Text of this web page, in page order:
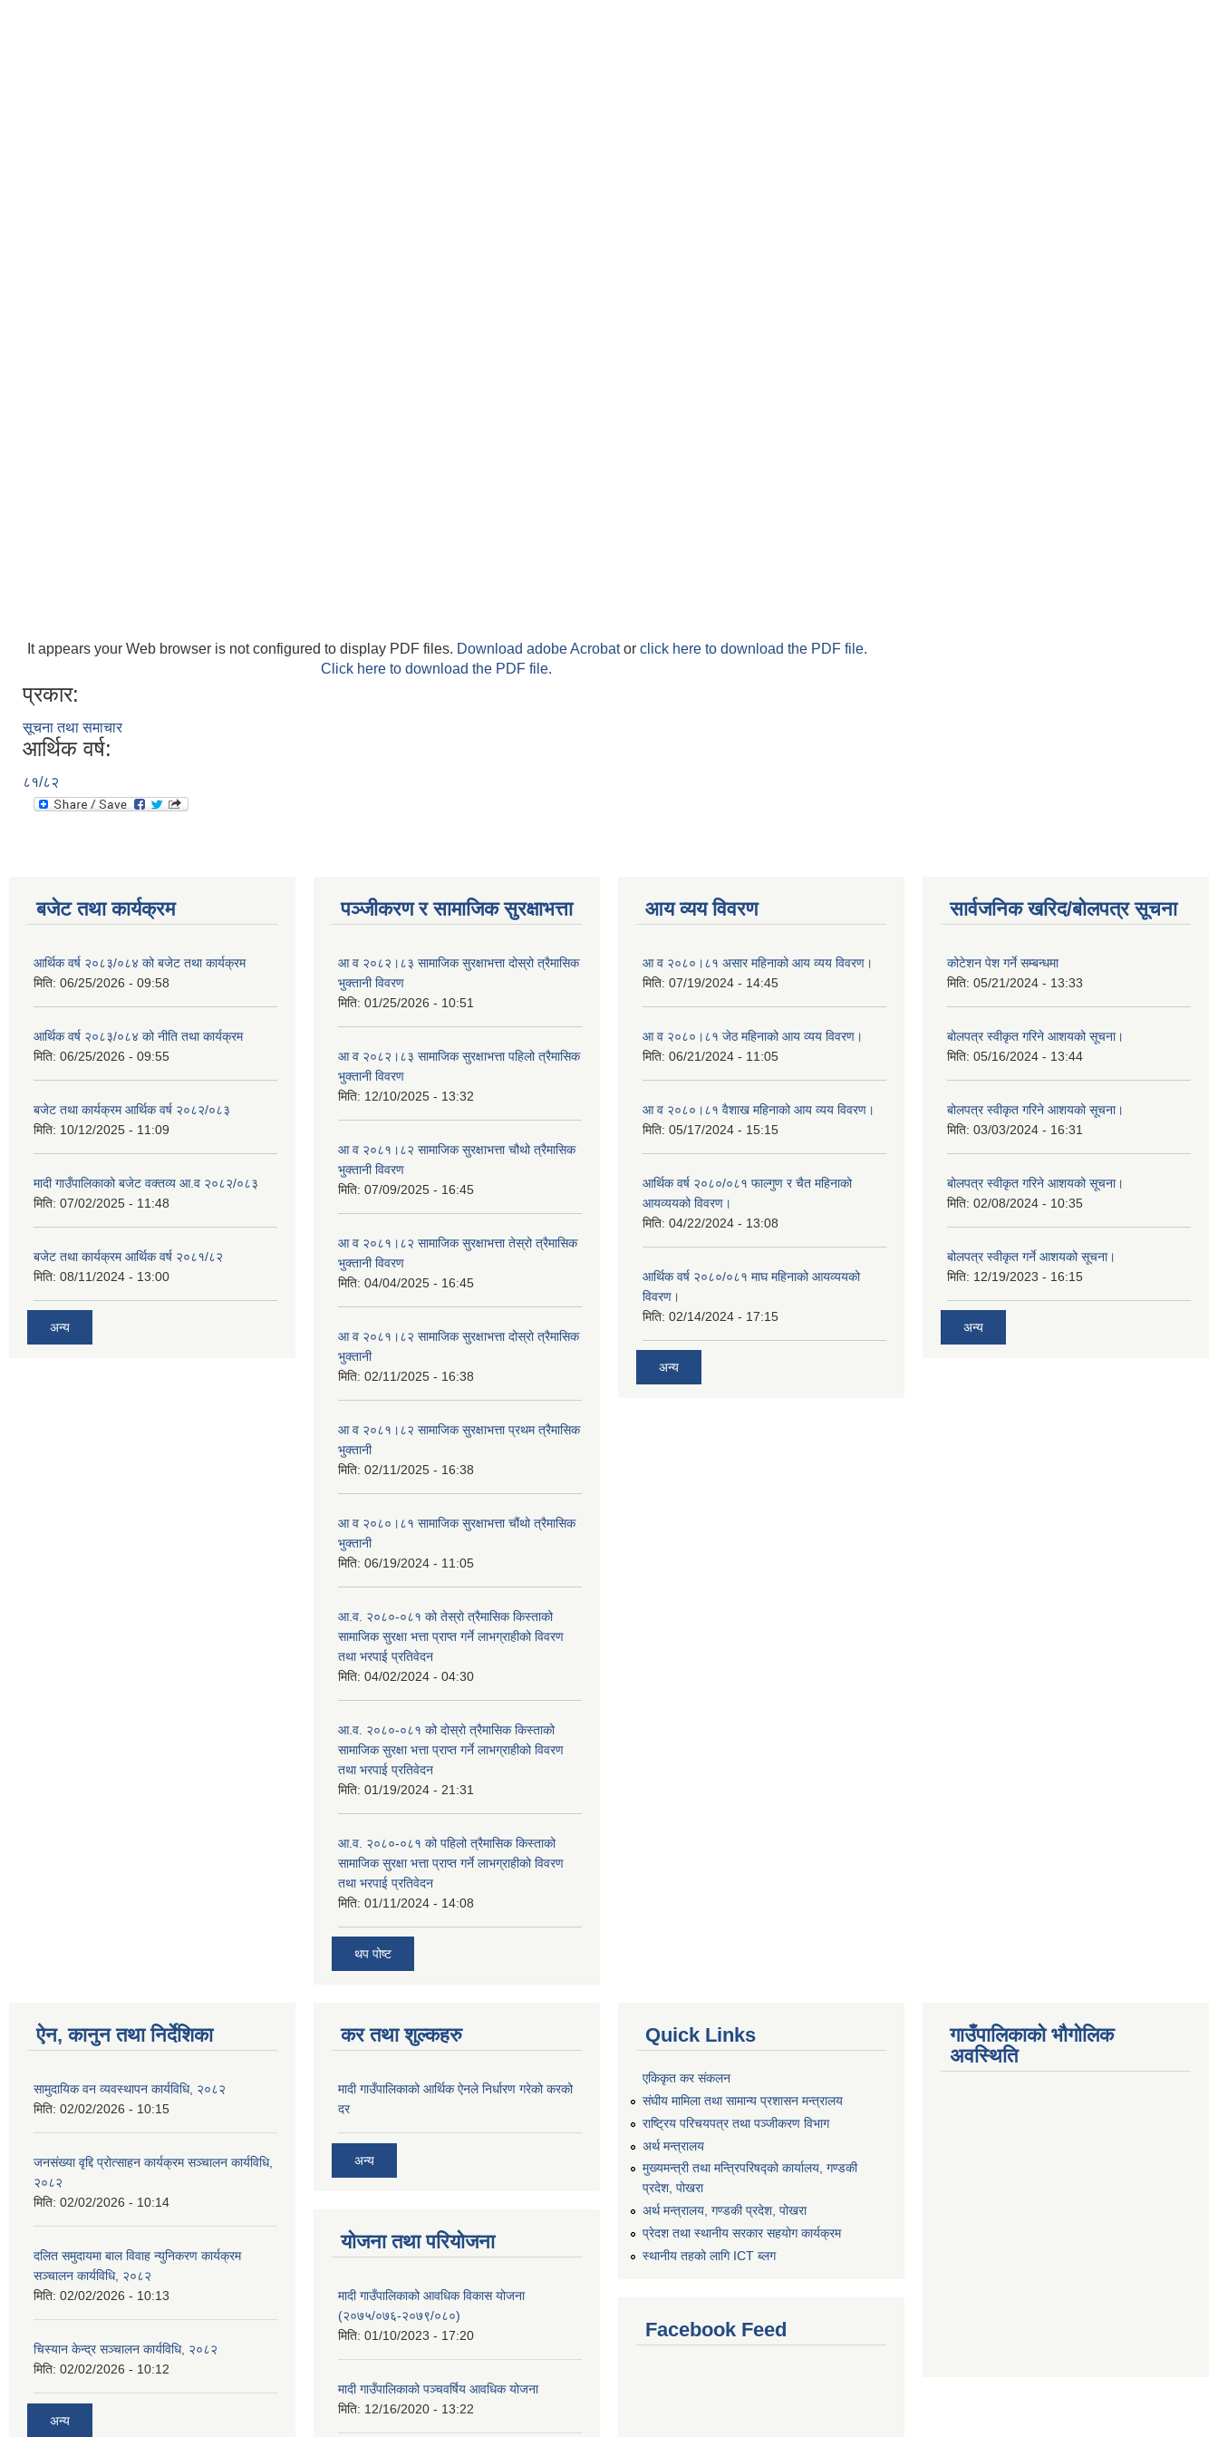
It appears your Web browser is not configured to display PDF files. Download adobe Acrobator click here to download the PDF file.
Click here to download the PDF file.
प्रकार:
सूचना तथा समाचार
आर्थिक वर्ष:
८१/८२
बजेट तथा कार्यक्रम
आर्थिक वर्ष २०८३/०८४ को बजेट तथा कार्यक्रम
मिति: 06/25/2026 - 09:58
आर्थिक वर्ष २०८३/०८४ को नीति तथा कार्यक्रम
मिति: 06/25/2026 - 09:55
बजेट तथा कार्यक्रम आर्थिक वर्ष २०८२/०८३
मिति: 10/12/2025 - 11:09
मादी गाउँपालिकाको बजेट वक्तव्य आ.व २०८२/०८३
मिति: 07/02/2025 - 11:48
बजेट तथा कार्यक्रम आर्थिक वर्ष २०८१/८२
मिति: 08/11/2024 - 13:00
अन्य
पञ्जीकरण र सामाजिक सुरक्षाभत्ता
आ व २०८२।८३ सामाजिक सुरक्षाभत्ता दोस्रो त्रैमासिक
भुक्तानी विवरण
मिति: 01/25/2026 - 10:51
आ व २०८२।८३ सामाजिक सुरक्षाभत्ता पहिलो त्रैमासिक
भुक्तानी विवरण
मिति: 12/10/2025 - 13:32
आ व २०८१।८२ सामाजिक सुरक्षाभत्ता चौथो त्रैमासिक
भुक्तानी विवरण
मिति: 07/09/2025 - 16:45
आ व २०८१।८२ सामाजिक सुरक्षाभत्ता तेस्रो त्रैमासिक
भुक्तानी विवरण
मिति: 04/04/2025 - 16:45
आ व २०८१।८२ सामाजिक सुरक्षाभत्ता दोस्रो त्रैमासिक
भुक्तानी
मिति: 02/11/2025 - 16:38
आ व २०८१।८२ सामाजिक सुरक्षाभत्ता प्रथम त्रैमासिक
भुक्तानी
मिति: 02/11/2025 - 16:38
आ व २०८०।८१ सामाजिक सुरक्षाभत्ता चौंथो त्रैमासिक
भुक्तानी
मिति: 06/19/2024 - 11:05
आ.व. २०८०-०८१ को तेस्रो त्रैमासिक किस्ताको
सामाजिक सुरक्षा भत्ता प्राप्त गर्ने लाभग्राहीको विवरण
तथा भरपाई प्रतिवेदन
मिति: 04/02/2024 - 04:30
आ.व. २०८०-०८१ को दोस्रो त्रैमासिक किस्ताको
सामाजिक सुरक्षा भत्ता प्राप्त गर्ने लाभग्राहीको विवरण
तथा भरपाई प्रतिवेदन
मिति: 01/19/2024 - 21:31
आ.व. २०८०-०८१ को पहिलो त्रैमासिक किस्ताको
सामाजिक सुरक्षा भत्ता प्राप्त गर्ने लाभग्राहीको विवरण
तथा भरपाई प्रतिवेदन
मिति: 01/11/2024 - 14:08
थप पोष्ट
आय व्यय विवरण
आ व २०८०।८१ असार महिनाको आय व्यय विवरण।
मिति: 07/19/2024 - 14:45
आ व २०८०।८१ जेठ महिनाको आय व्यय विवरण।
मिति: 06/21/2024 - 11:05
आ व २०८०।८१ वैशाख महिनाको आय व्यय विवरण।
मिति: 05/17/2024 - 15:15
आर्थिक वर्ष २०८०/०८१ फाल्गुण र चैत महिनाको
आयव्ययको विवरण।
मिति: 04/22/2024 - 13:08
आर्थिक वर्ष २०८०/०८१ माघ महिनाको आयव्ययको
विवरण।
मिति: 02/14/2024 - 17:15
अन्य
सार्वजनिक खरिद/बोलपत्र सूचना
कोटेशन पेश गर्ने सम्बन्धमा
मिति: 05/21/2024 - 13:33
बोलपत्र स्वीकृत गरिने आशयको सूचना।
मिति: 05/16/2024 - 13:44
बोलपत्र स्वीकृत गरिने आशयको सूचना।
मिति: 03/03/2024 - 16:31
बोलपत्र स्वीकृत गरिने आशयको सूचना।
मिति: 02/08/2024 - 10:35
बोलपत्र स्वीकृत गर्ने आशयको सूचना।
मिति: 12/19/2023 - 16:15
अन्य
ऐन, कानुन तथा निर्देशिका
सामुदायिक वन व्यवस्थापन कार्यविधि, २०८२
मिति: 02/02/2026 - 10:15
जनसंख्या वृद्दि प्रोत्साहन कार्यक्रम सञ्‍चालन कार्यविधि,
२०८२
मिति: 02/02/2026 - 10:14
दलित समुदायमा बाल विवाह न्युनिकरण कार्यक्रम
सञ्‍चालन कार्यविधि, २०८२
मिति: 02/02/2026 - 10:13
चिस्यान केन्द्र सञ्‍चालन कार्यविधि, २०८२
मिति: 02/02/2026 - 10:12
अन्य
कर तथा शुल्कहरु
मादी गाउँपालिकाको आर्थिक ऐनले निर्धारण गरेको करको
दर
अन्य
योजना तथा परियोजना
मादी गाउँपालिकाको आवधिक विकास योजना
(२०७५/०७६-२०७९/०८०)
मिति: 01/10/2023 - 17:20
मादी गाउँपालिकाको पञ्चवर्षिय आवधिक योजना
मिति: 12/16/2020 - 13:22
Quick Links
एकिकृत कर संकलन
संघीय मामिला तथा सामान्य प्रशासन मन्त्रालय
राष्ट्रिय परिचयपत्र तथा पञ्जीकरण विभाग
अर्थ मन्त्रालय
मुख्यमन्त्री तथा मन्त्रिपरिषद्को कार्यालय, गण्डकी
प्रदेश, पोखरा
अर्थ मन्त्रालय, गण्डकी प्रदेश, पोखरा
प्रेदश तथा स्थानीय सरकार सहयोग कार्यक्रम
स्थानीय तहको लागि ICT ब्लग
Facebook Feed
गाउँपालिकाको भौगोलिक
अवस्थिति